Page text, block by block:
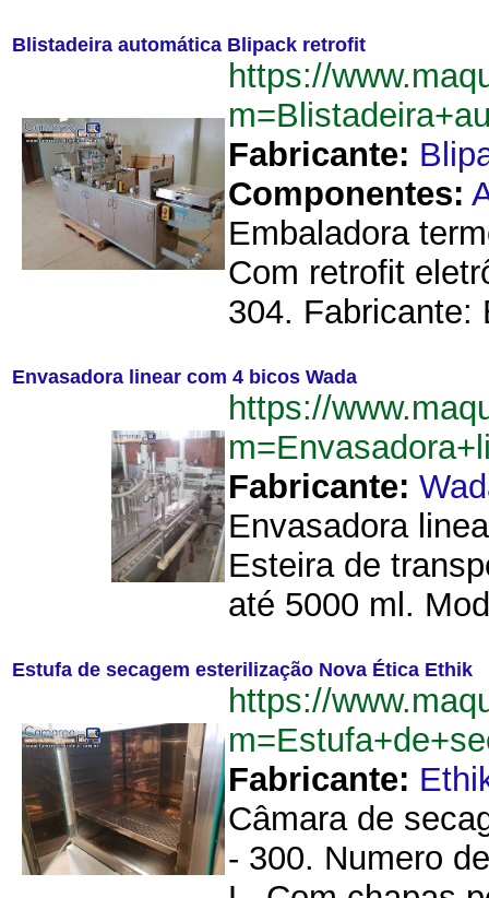
Blistadeira automática Blipack retrofit
https://
Fabricante:
Componentes:
Embaladora
Com retrofit
304. Fabricante:
Envasadora linear com 4 bicos Wada
https://
Fabricante:
Envasadora
Esteira de
até 5000 ml.
Estufa de secagem esterilização Nova Ética Ethik
https://
Fabricante:
Câmara de
- 300. Numero